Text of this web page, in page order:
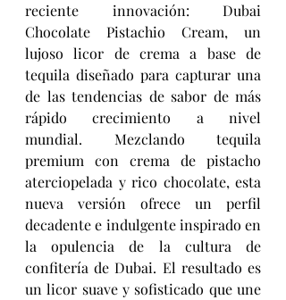
reciente innovación: Dubai
Chocolate Pistachio Cream, un
lujoso licor de crema a base de
tequila diseñado para capturar una
de las tendencias de sabor de más
rápido crecimiento a nivel
mundial.
Mezclando tequila
premium con crema de pistacho
aterciopelada y rico chocolate, esta
nueva versión ofrece un perfil
decadente e indulgente inspirado en
la opulencia de la cultura de
confitería de Dubai. El resultado es
un licor suave y sofisticado que une